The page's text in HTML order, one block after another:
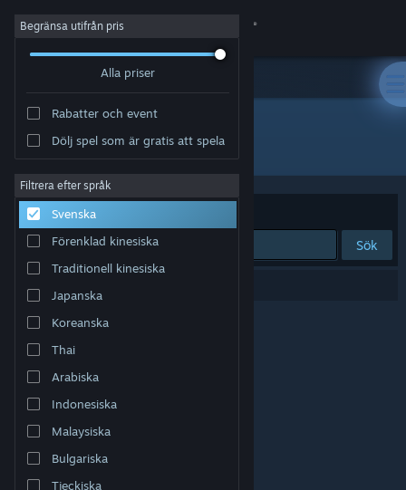
Logga in
Om
Support
Byt språk
Skaffa Steams mobilapp
Se skrivbordswebbplats
Begränsa utifrån pris
Alla priser
Rabatter och event
Dölj spel som är gratis att spela
Filtrera efter språk
Svenska
Förenklad kinesiska
Traditionell kinesiska
Japanska
Koreanska
Thai
Arabiska
Indonesiska
Malaysiska
Bulgariska
Tjeckiska
Utvecklare: Alpha Code Inc.
Sortera efter Relevans
Sök